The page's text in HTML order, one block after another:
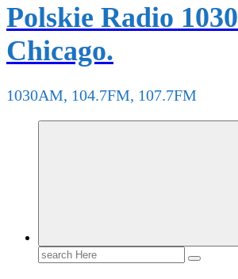
Polskie Radio 1030
Chicago.
1030AM, 104.7FM, 107.7FM
Search
for: